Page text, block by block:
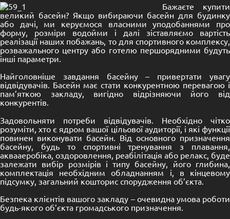
Бажаєте купити
великий басейн? Якщо вибираючи басейн для будинку
або дачі, ми керуємося власними уподобаннями про
форму, розміри водойми і далі зіставляємо вартість
реалізації наших побажань, то для спортивного комплексу,
розважального центру або готелю першорядними будуть
інші параметри.
Найголовніше завдання басейну – привертати увагу
відвідувачів. Басейн має стати конкурентною перевагою і
пам’яткою закладу, вигідно відрізняючи його від
конкурентів.
Задовольняти потреби відвідувачів. Необхідно чітко
розуміти, хто є ядром вашої цільової аудиторії, і які функції
повинен виконувати басейн. Від основного призначення
басейну, будь то спортивні тренування з плавання,
аквааеробіка, оздоровлення, реабілітація або релакс, буде
залежати вибір розмірів і типу басейну, його глибина,
комплектація необхідним обладнанням і, в кінцевому
підсумку, загальний кошторис спорудження об’єкта.
Безпека клієнтів вашого закладу – очевидна умова роботи
будь-якого об’єкта громадського призначення.